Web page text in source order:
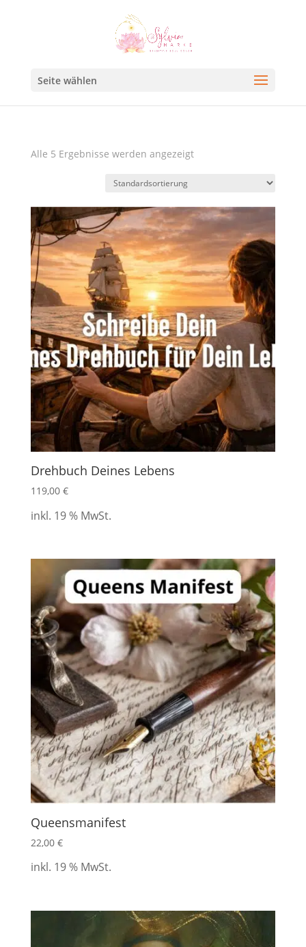
Seite wählen
Alle 5 Ergebnisse werden angezeigt
Drehbuch Deines Lebens
119,00 €
inkl. 19 % MwSt.
Queensmanifest
22,00 €
inkl. 19 % MwSt.